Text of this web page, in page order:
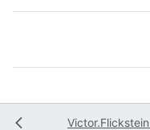
Victor.Flickstein